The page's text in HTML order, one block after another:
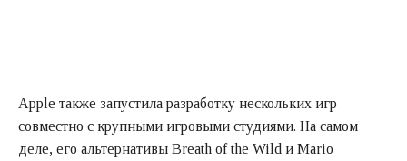
Apple также запустила разработку нескольких игр
совместно с крупными игровыми студиями. На самом
деле, его альтернативы Breath of the Wild и Mario